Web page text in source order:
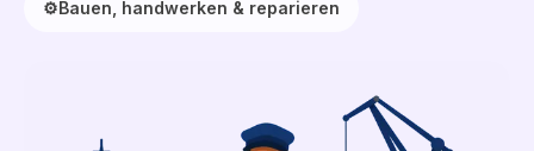
⚙️Bauen, handwerken & reparieren